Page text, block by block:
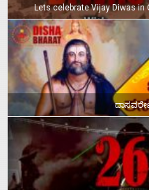
Lets celebrate Vijay Diwas in